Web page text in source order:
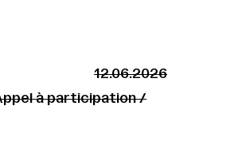
12.06.2026
à participation /